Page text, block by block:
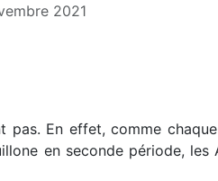
2021
pas. En effet, comme
en seconde période,